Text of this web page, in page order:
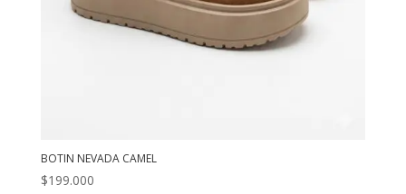
BOTIN NEVADA CAMEL
$199.000